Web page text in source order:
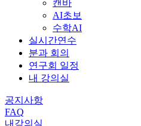
캔바
AI초보
수학AI
실시간연수
분과 회의
연구회 일정
내 강의실
공지사항
FAQ
내강의실